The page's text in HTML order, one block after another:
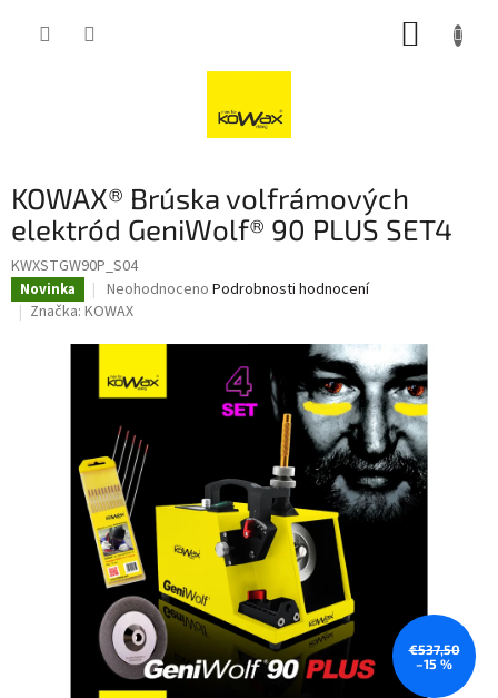
KOWAX® Brúska volfrámových
elektród GeniWolf® 90 PLUS SET4
KWXSTGW90P_S04
Novinka
Průměrné
hodnocení
je
0,0
z
hvězdiček.
Neohodnoceno Podrobnosti hodnocení
Značka: KOWAX
€537,50
–15 %